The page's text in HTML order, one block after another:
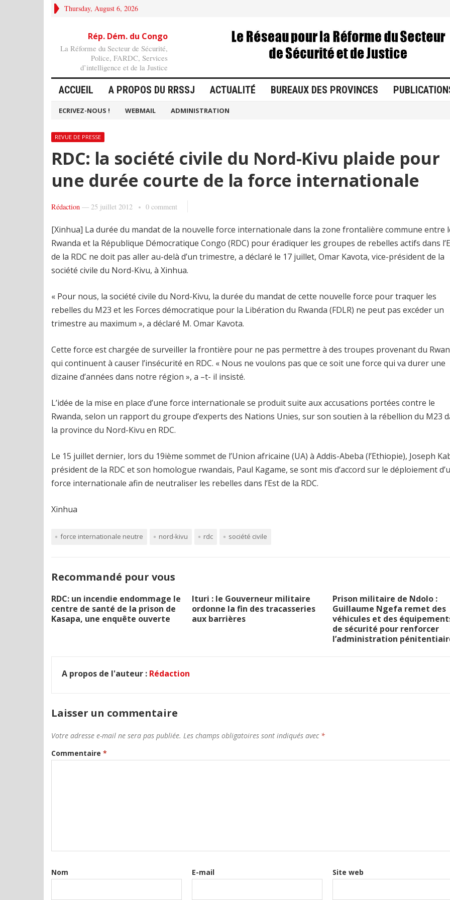
Thursday, August 6, 2026
Rép. Dém. du Congo
La Réforme du Secteur de Sécurité,
Police, FARDC, Services
d’intelligence et de la Justice
ACCUEIL A PROPOS DU RRSSJ ACTUALITÉ BUREAUX DES PROVINCES
ECRIVEZ-NOUS ! WEBMAIL ADMINISTRATION
REVUE DE PRESSE
RDC: la société civile du Nord-Kivu plaide pour
une durée courte de la force internationale
Rédaction — 25 juillet 2012 0 comment
[Xinhua] La durée du mandat de la nouvelle force internationale dans la zone frontalière commune entre
Rwanda et la République Démocratique Congo (RDC) pour éradiquer les groupes de rebelles actifs dans
de la RDC ne doit pas aller au-delà d’un trimestre, a déclaré le 17 juillet, Omar Kavota, vice-président de la
société civile du Nord-Kivu, à Xinhua.
« Pour nous, la société civile du Nord-Kivu, la durée du mandat de cette nouvelle force pour traquer les
rebelles du M23 et les Forces démocratique pour la Libération du Rwanda (FDLR) ne peut pas excéder un
trimestre au maximum », a déclaré M. Omar Kavota.
Cette force est chargée de surveiller la frontière pour ne pas permettre à des troupes provenant du
qui continuent à causer l’insécurité en RDC. « Nous ne voulons pas que ce soit une force qui va durer une
dizaine d’années dans notre région », a –t- il insisté.
L’idée de la mise en place d’une force internationale se produit suite aux accusations portées contre le
Rwanda, selon un rapport du groupe d’experts des Nations Unies, sur son soutien à la rébellion du M23
la province du Nord-Kivu en RDC.
Le 15 juillet dernier, lors du 19ième sommet de l’Union africaine (UA) à Addis-Abeba (l’Ethiopie), Joseph
président de la RDC et son homologue rwandais, Paul Kagame, se sont mis d’accord sur le déploiement
force internationale afin de neutraliser les rebelles dans l’Est de la RDC.
Xinhua
force internationale neutre nord-kivu rdc société civile
Recommandé pour vous
RDC: un incendie endommage le
centre de santé de la prison de
Kasapa, une enquête ouverte
Ituri : le Gouverneur militaire
ordonne la fin des tracasseries
aux barrières
Prison militaire de Ndolo :
Guillaume Ngefa remet des
véhicules et des
de sécurité pour renforcer
l’administration
A propos de l'auteur : Rédaction
Laisser un commentaire
Votre adresse e-mail ne sera pas publiée. Les champs obligatoires sont indiqués avec *
Commentaire *
Nom E-mail Site web